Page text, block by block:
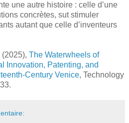
une autre histoire : celle d’une
concrètes, sut stimuler
autant que celle d’inventeurs
The Waterwheels of
Innovation, Patenting, and
Century Venice, Technology